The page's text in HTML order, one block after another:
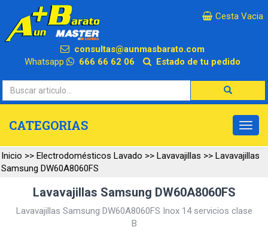
×
Cesta Vacia
consultas@aunmasbarato.com
Whatsapp
666 66 62 06 Estado de tu pedido
CATEGORIAS
Inicio >> Electrodomésticos Lavado >> Lavavajillas >> Lavavajillas
Samsung DW60A8060FS
Lavavajillas Samsung DW60A8060FS
Lavavajillas Samsung DW60A8060FS Inox 14 servicios clase
B